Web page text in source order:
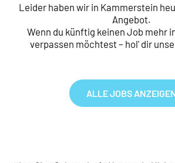
Leider haben wir in Kammerstein
Angebot.
Wenn du künftig keinen Job mehr
verpassen möchtest – hol' dir
ALLE JOBS